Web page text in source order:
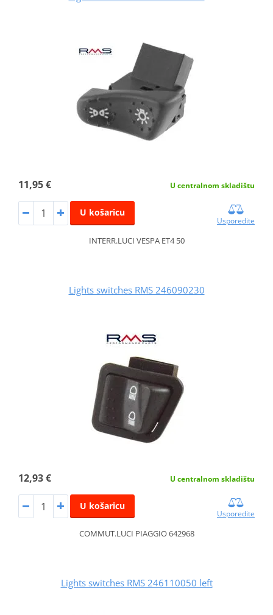
11,95 € U centralnom skladištu
U košaricu
Usporedite
INTERR.LUCI VESPA ET4 50
Lights switches RMS 246090230
12,93 € U centralnom skladištu
U košaricu
Usporedite
COMMUT.LUCI PIAGGIO 642968
Lights switches RMS 246110050 left